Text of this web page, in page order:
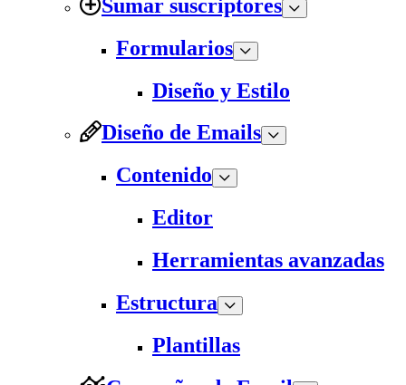
Sumar suscriptores
Formularios
Diseño y Estilo
Diseño de Emails
Contenido
Editor
Herramientas avanzadas
Estructura
Plantillas